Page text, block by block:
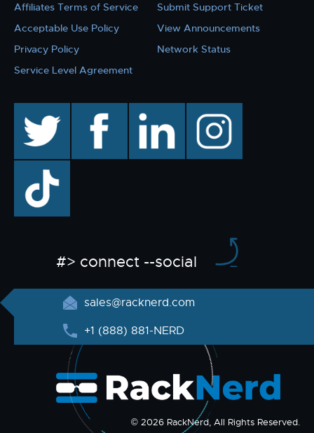
Affiliates Terms of Service
Acceptable Use Policy
Privacy Policy
Service Level Agreement
Submit Support Ticket
View Announcements
Network Status
facebook linkedin instagram
TikTok
#> connect --social
sales@racknerd.com
+1 (888) 881-NERD
© 2026 RackNerd, All Rights Reserved.